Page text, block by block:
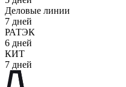
Деловые линии
7 дней
РАТЭК
6 дней
КИТ
7 дней